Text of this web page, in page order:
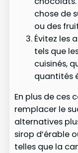
chose de
ou des
Évitez les
tels que
cuisinés,
quantités
En plus de ces
remplacer le
alternatives
sirop d’érable
telles que la